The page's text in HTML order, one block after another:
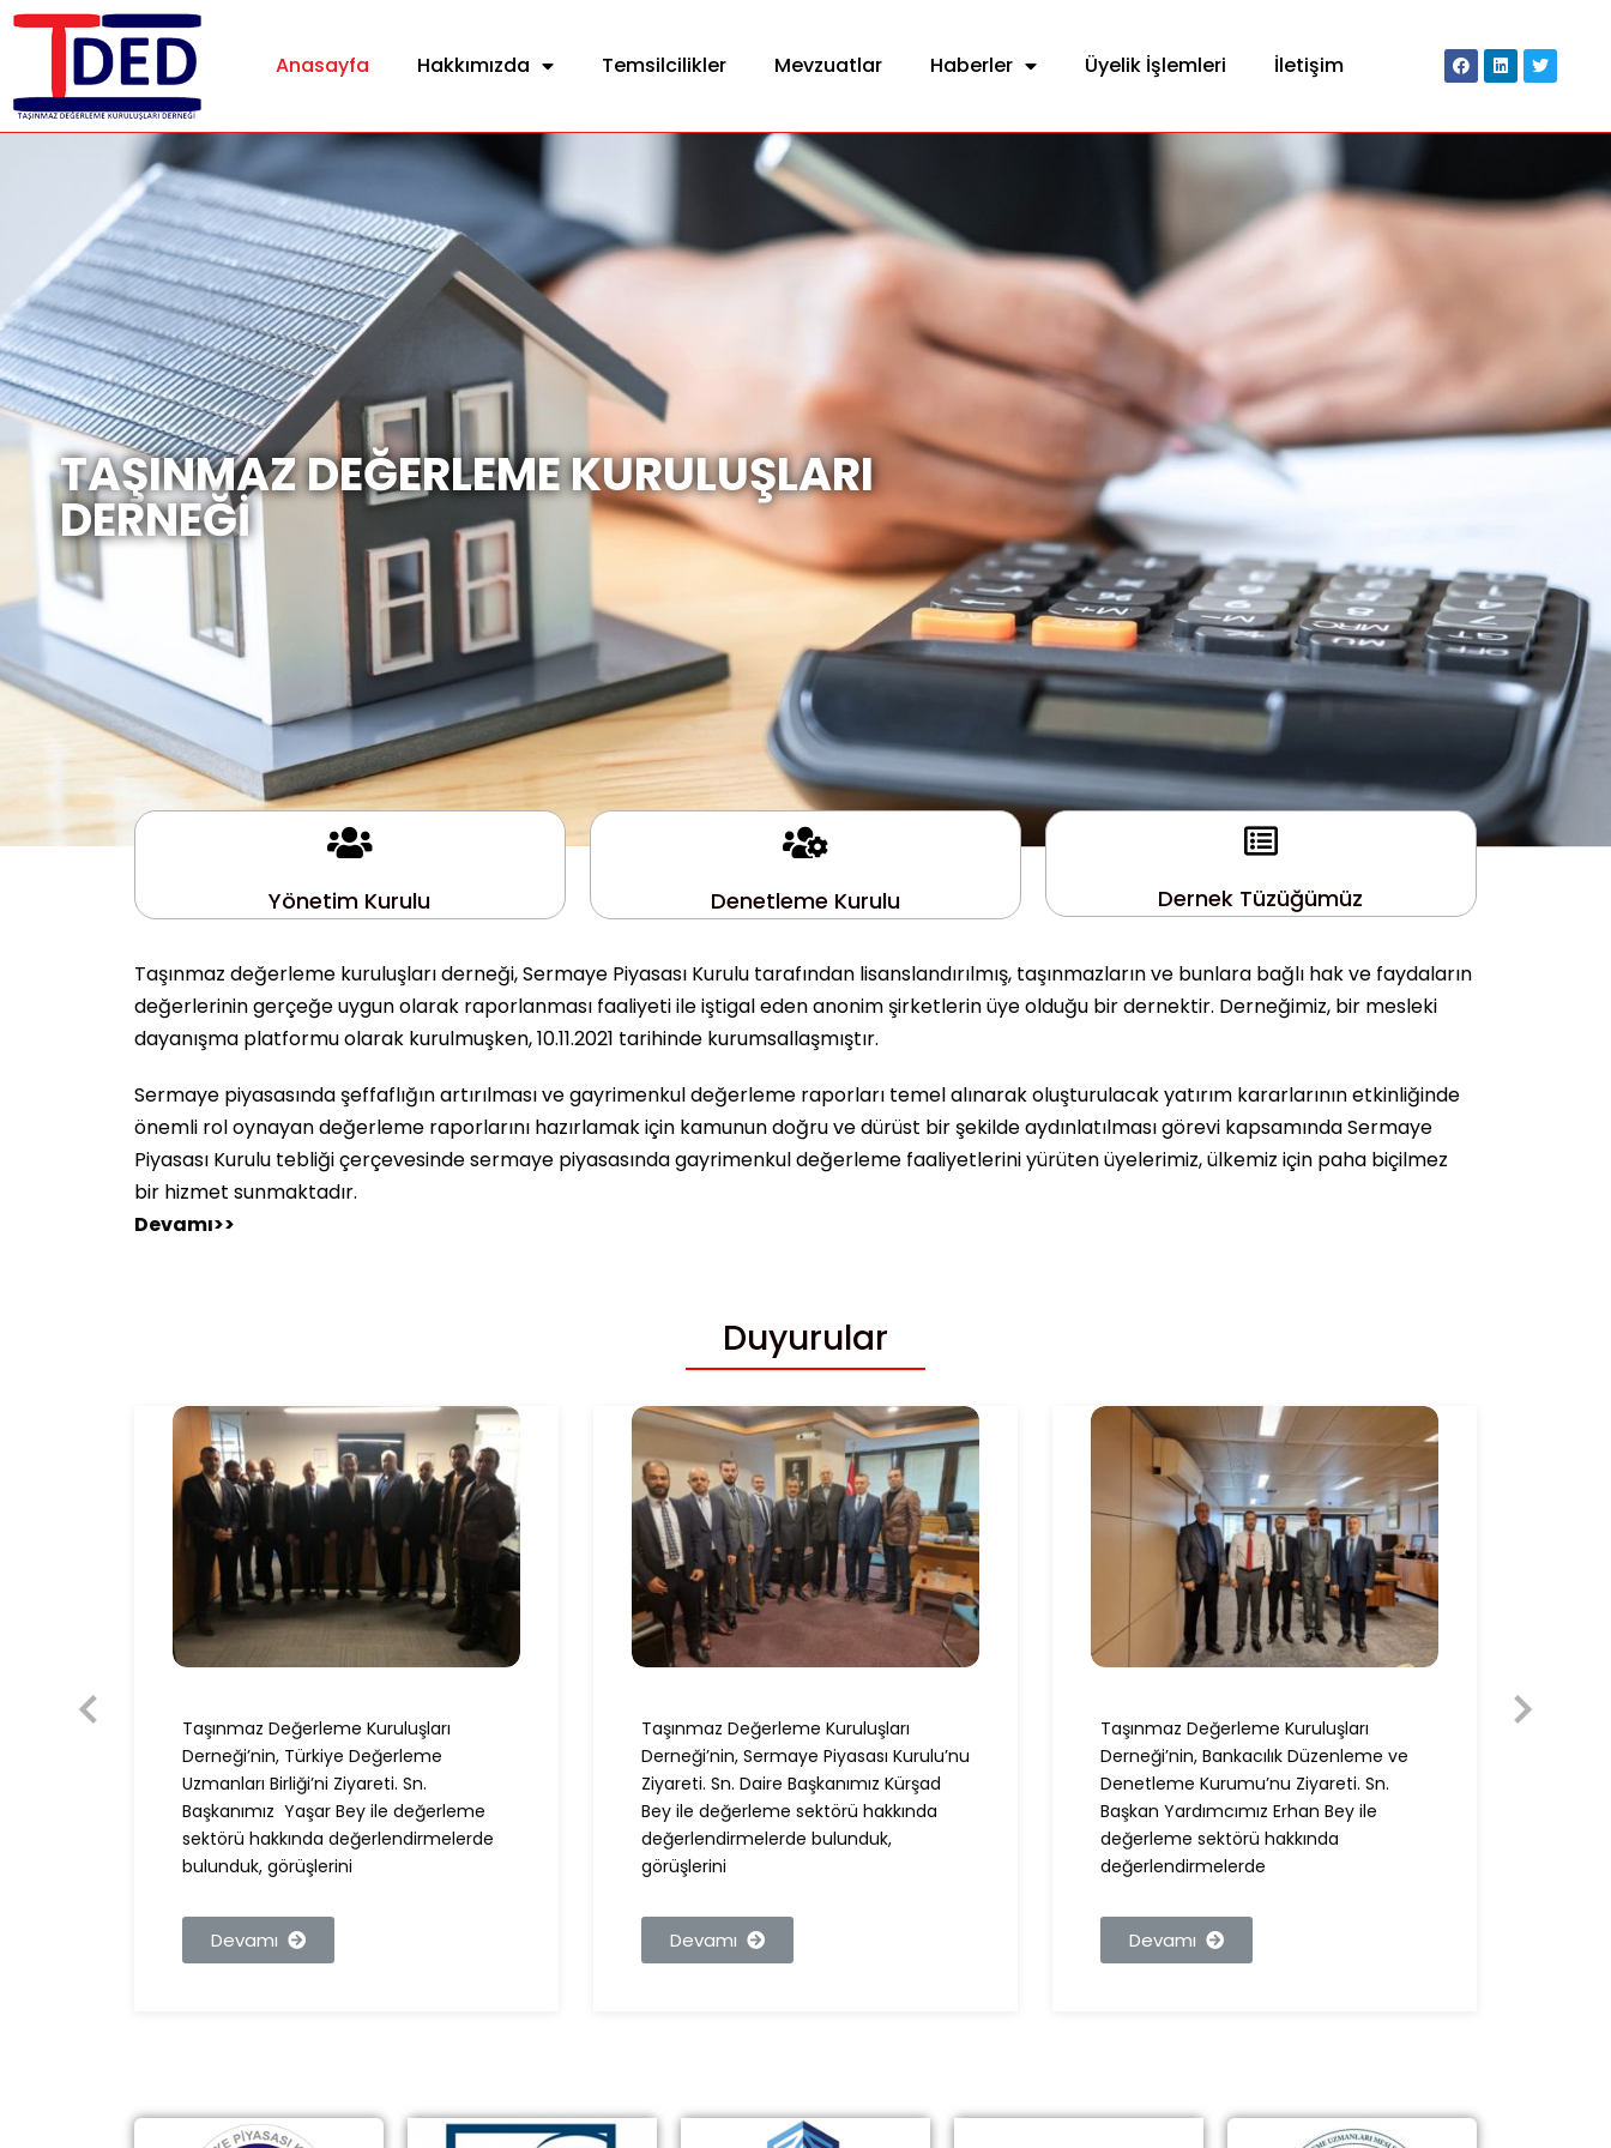
Anasayfa Hakkımızda Temsilcilikler Mevzuatlar Haberler Üyelik İşlemleri İletişim
TAŞINMAZ DEĞERLEME KURULUŞLARI
DERNEĞİ
Yönetim Kurulu Denetleme Kurulu Dernek Tüzüğümüz
Taşınmaz değerleme kuruluşları derneği, Sermaye Piyasası Kurulu tarafından lisanslandırılmış, taşınmazların ve bunlara bağlı hak ve faydaların
değerlerinin gerçeğe uygun olarak raporlanması faaliyeti ile iştigal eden anonim şirketlerin üye olduğu bir dernektir. Derneğimiz, bir mesleki
dayanışma platformu olarak kurulmuşken, 10.11.2021 tarihinde kurumsallaşmıştır.
Sermaye piyasasında şeffaflığın artırılması ve gayrimenkul değerleme raporları temel alınarak oluşturulacak yatırım kararlarının etkinliğinde
önemli rol oynayan değerleme raporlarını hazırlamak için kamunun doğru ve dürüst bir şekilde aydınlatılması görevi kapsamında Sermaye
Piyasası Kurulu tebliği çerçevesinde sermaye piyasasında gayrimenkul değerleme faaliyetlerini yürüten üyelerimiz, ülkemiz için paha biçilmez
bir hizmet sunmaktadır.
Devamı>>
Duyurular
Taşınmaz Değerleme Kuruluşları
Derneği’nin, Türkiye Değerleme
Uzmanları Birliği’ni Ziyareti. Sn.
Başkanımız Yaşar Bey ile değerleme
sektörü hakkında değerlendirmelerde
bulunduk, görüşlerini
Devamı
Taşınmaz Değerleme Kuruluşları
Derneği’nin, Sermaye Piyasası Kurulu’nu
Ziyareti. Sn. Daire Başkanımız Kürşad
Bey ile değerleme sektörü hakkında
değerlendirmelerde bulunduk,
görüşlerini
Devamı
Taşınmaz Değerleme Kuruluşları
Derneği’nin, Bankacılık Düzenleme ve
Denetleme Kurumu’nu Ziyareti. Sn.
Başkan Yardımcımız Erhan Bey ile
değerleme sektörü hakkında
değerlendirmelerde
Devamı